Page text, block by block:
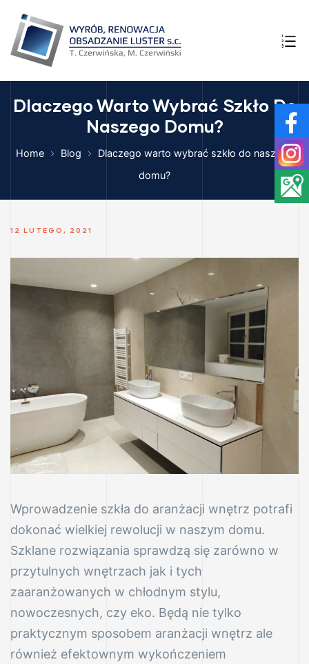
w
Dlaczego Warto Wybrać Szkło Do
Naszego Domu?
Home Blog
Dlaczego warto wybrać szkło do naszego
domu?
12 LUTEGO, 2021
Wprowadzenie szkła do aranżacji wnętrz potrafi
dokonać wielkiej rewolucji w naszym domu.
Szklane rozwiązania sprawdzą się zarówno w
przytulnych wnętrzach jak i tych
zaaranżowanych w chłodnym stylu,
nowoczesnych, czy eko. Będą nie tylko
praktycznym sposobem aranżacji wnętrz ale
również efektownym wykończeniem